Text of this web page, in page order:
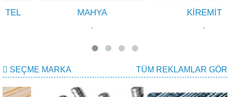
MAHYA KİREMİT
SEÇME MARKA TÜM REKLAMLAR GÖR